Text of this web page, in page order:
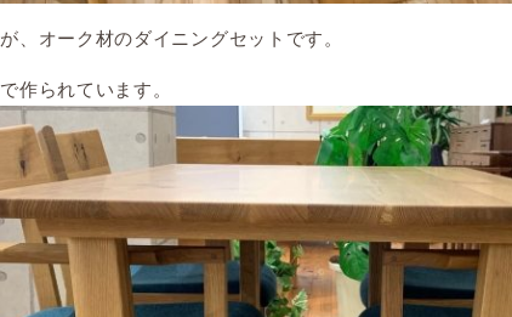
、オーク材のダイニングセットです。
作られています。